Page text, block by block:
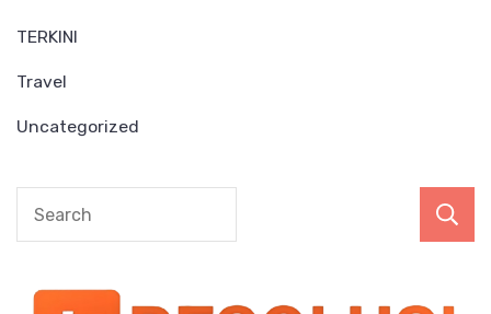
TERKINI
Travel
Uncategorized